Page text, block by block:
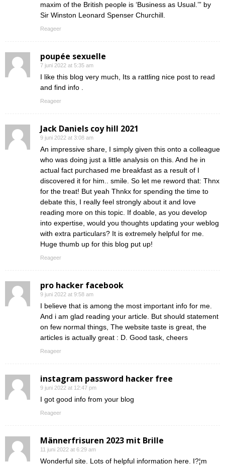
maxim of the British people is ‘Business as Usual.’” by
Sir Winston Leonard Spenser Churchill.
Reageer
poupée sexuelle
7 juni 2022 at 5:35 am
I like this blog very much, Its a rattling nice post to read
and find info .
Reageer
Jack Daniels coy hill 2021
9 juni 2022 at 3:08 am
An impressive share, I simply given this onto a colleague
who was doing just a little analysis on this. And he in
actual fact purchased me breakfast as a result of I
discovered it for him.. smile. So let me reword that: Thnx
for the treat! But yeah Thnkx for spending the time to
debate this, I really feel strongly about it and love
reading more on this topic. If doable, as you develop
into expertise, would you thoughts updating your weblog
with extra particulars? It is extremely helpful for me.
Huge thumb up for this blog put up!
Reageer
pro hacker facebook
9 juni 2022 at 9:58 am
I believe that is among the most important info for me.
And i am glad reading your article. But should statement
on few normal things, The website taste is great, the
articles is actually great : D. Good task, cheers
Reageer
instagram password hacker free
9 juni 2022 at 12:47 pm
I got good info from your blog
Reageer
Männerfrisuren 2023 mit Brille
11 juni 2022 at 6:29 am
Wonderful site. Lots of helpful information here. I?¦m